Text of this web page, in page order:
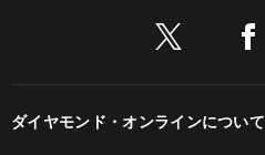
ダイヤモンド・オンラインについて